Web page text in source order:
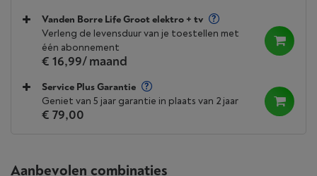
Vanden Borre Life Groot elektro + tv
Verleng de levensduur van je toestellen met
één abonnement
€ 16,99/ maand
Service Plus Garantie
Geniet van 5 jaar garantie in plaats van 2 jaar
€ 79,00
Aanbevolen combinaties